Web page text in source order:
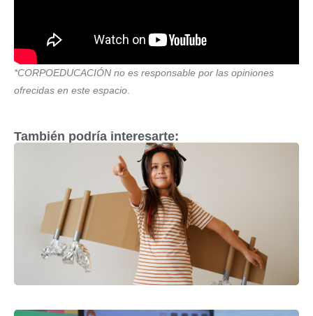
*CORPOEDUCACIÓN no es responsable por las opiniones
ofrecidas en este espacio.
También podría interesarte: